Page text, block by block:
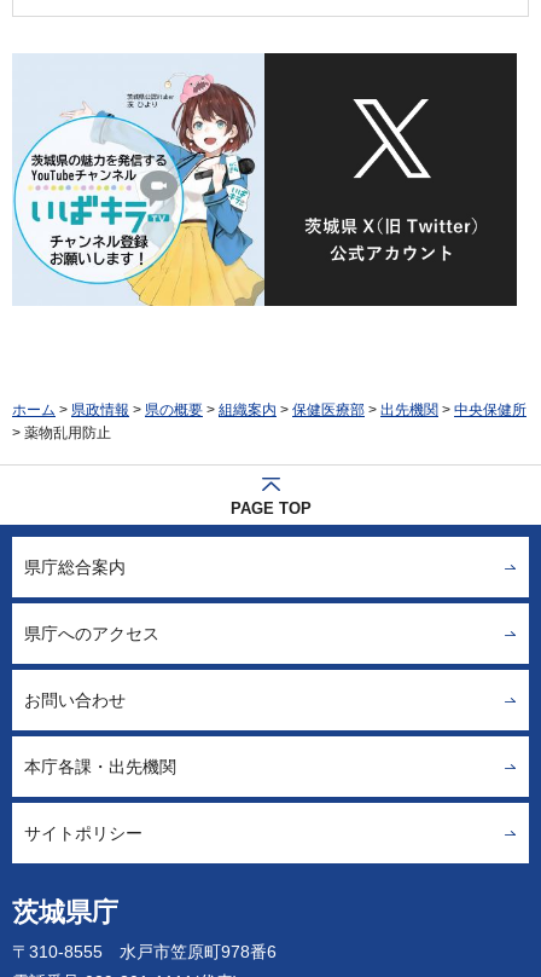
ホーム > 県政情報 > 県の概要 > 組織案内 > 保健医療部 > 出先機関 > 中央保健所
> 薬物乱用防止
PAGE TOP
茨城県庁
〒310-8555 水戸市笠原町978番6
県庁総合案内
県庁へのアクセス
お問い合わせ
本庁各課・出先機関
サイトポリシー